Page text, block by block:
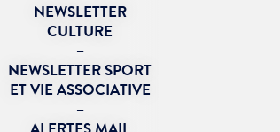
NEWSLETTER
CULTURE
–
NEWSLETTER SPORT
ET VIE ASSOCIATIVE
–